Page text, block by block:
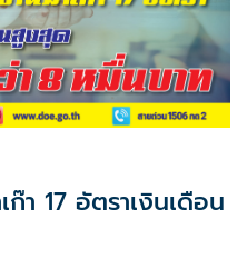
า 17 อัตราเงินเดือน